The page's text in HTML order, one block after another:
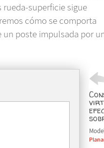
superficie sigue
cómo se comporta
poste impulsada por